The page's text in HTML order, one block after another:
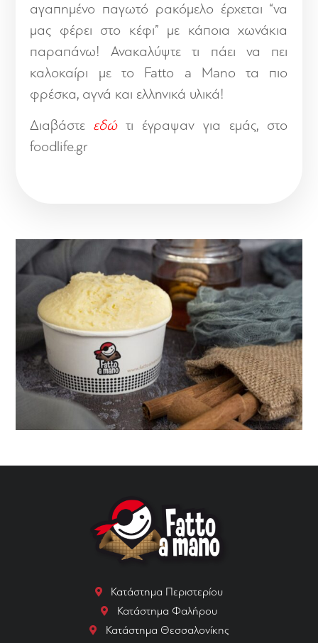
αγαπημένο παγωτό ρακόμελο έρχεται “να
μας φέρει στο κέφι” με κάποια χωνάκια
παραπάνω! Ανακαλύψτε τι πάει να πει
καλοκαίρι με το Fatto a Mano τα πιο
φρέσκα, αγνά και ελληνικά υλικά!
Διαβάστε εδώτι έγραψαν για εμάς, στο
foodlife.gr
Κατάστημα Περιστερίου
Κατάστημα Φαλήρου
Κατάστημα Θεσσαλονίκης